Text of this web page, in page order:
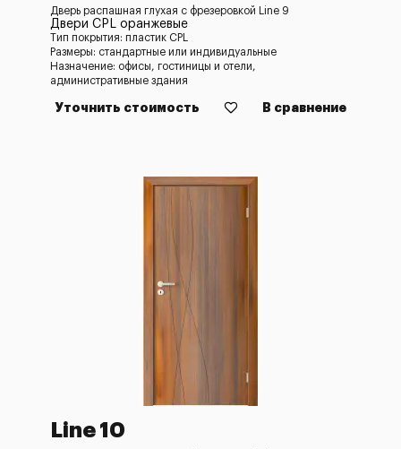
Дверь распашная глухая с фрезеровкой Line 9
Двери CPL оранжевые
Тип покрытия: пластик CPL
Размеры: стандартные или индивидуальные
Назначение: офисы, гостиницы и отели,
административные здания
Уточнить стоимость В сравнение
Line 10